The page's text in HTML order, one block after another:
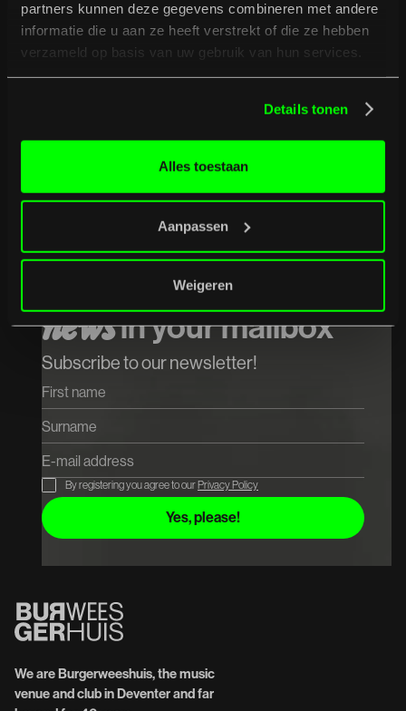
partners kunnen deze gegevens combineren met andere
informatie die u aan ze heeft verstrekt of die ze hebben
verzameld op basis van uw gebruik van hun services.
Details tonen
Alles toestaan
Aanpassen
Weigeren
05/09/2026
Entourage
Receive the latest
newsin your mailbox
Subscribe to our newsletter!
By registering you agree to ourPrivacy Policy
We are Burgerweeshuis, the music
venue and club in Deventer and far